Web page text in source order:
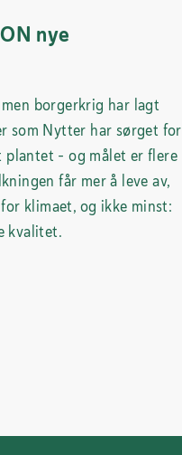
nye
borgerkrig har lagt
som Nytter har sørget for
- og målet er flere
får mer å leve av,
klimaet, og ikke minst:
kvalitet.